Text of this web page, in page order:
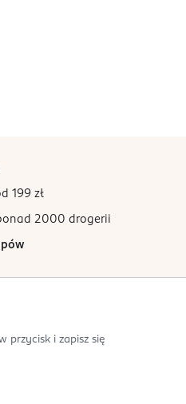
199 zł
2000 drogerii
przycisk i zapisz się